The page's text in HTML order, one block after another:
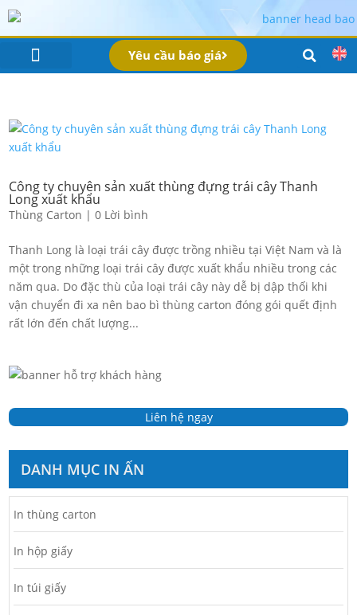
Yêu cầu báo giá
Công ty chuyên sản xuất thùng đựng trái cây Thanh
Long xuất khẩu
Thùng Carton |0 Lời bình
Thanh Long là loại trái cây được trồng nhiều tại Việt Nam và là
một trong những loại trái cây được xuất khẩu nhiều trong các
năm qua. Do đặc thù của loại trái cây này dễ bị dập thối khi
vận chuyển đi xa nên bao bì thùng carton đóng gói quết định
rất lớn đến chất lượng...
Liên hệ ngay
DANH MỤC IN ẤN
In thùng carton
In hộp giấy
In túi giấy